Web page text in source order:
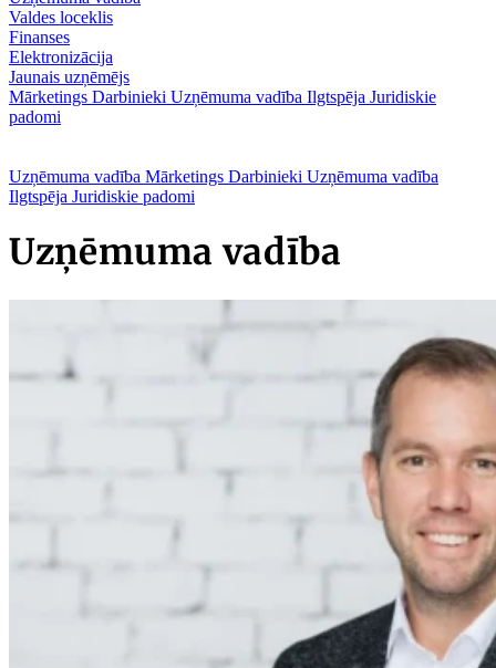
Valdes loceklis
Finanses
Elektronizācija
Jaunais uzņēmējs
Mārketings Darbinieki Uzņēmuma vadība Ilgtspēja Juridiskie
padomi
Uzņēmuma vadība Mārketings Darbinieki Uzņēmuma vadība
Ilgtspēja Juridiskie padomi
Uzņēmuma vadība